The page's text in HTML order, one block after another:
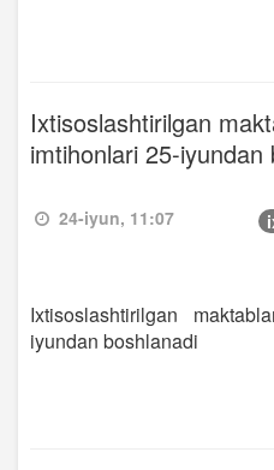
Ixtisoslashtirilgan
imtihonlari 25-iyundan
24-iyun, 11:07
Ixtisoslashtirilgan
iyundan boshlanadi